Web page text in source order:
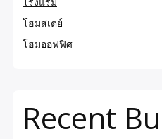
โฮมสเตย์
โฮมออฟฟิศ
Recent